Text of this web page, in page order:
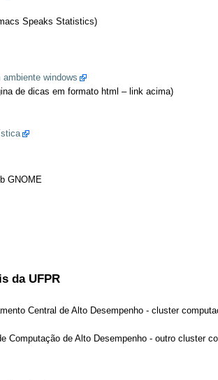
Speaks Statistics)
windows
de dicas em formato html – link acima)
GNOME
da UFPR
Central de Alto Desempenho - cluster
Computação de Alto Desempenho - outro cluster